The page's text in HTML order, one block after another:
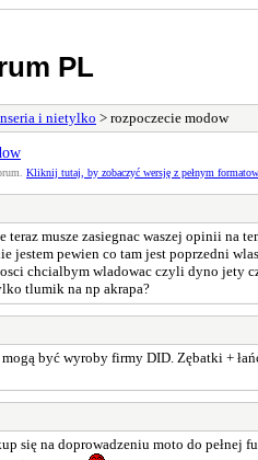
PL
i nietylko > rozpoczecie modow
Kliknij tutaj, by zobaczyć wersję z pełnym
teraz musze zasiegnac waszej opinii na
jestem pewien co tam jest poprzedni
chcialbym wladowac czyli dyno jety
tlumik na np akrapa?
być wyroby firmy DID. Zębatki +
się na doprowadzeniu moto do pełnej